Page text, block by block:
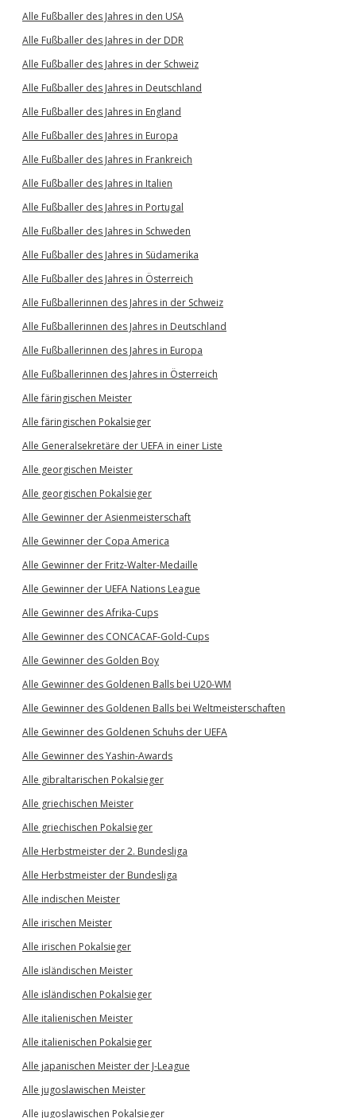
Alle Fußballer des Jahres in den USA
Alle Fußballer des Jahres in der DDR
Alle Fußballer des Jahres in der Schweiz
Alle Fußballer des Jahres in Deutschland
Alle Fußballer des Jahres in England
Alle Fußballer des Jahres in Europa
Alle Fußballer des Jahres in Frankreich
Alle Fußballer des Jahres in Italien
Alle Fußballer des Jahres in Portugal
Alle Fußballer des Jahres in Schweden
Alle Fußballer des Jahres in Südamerika
Alle Fußballer des Jahres in Österreich
Alle Fußballerinnen des Jahres in der Schweiz
Alle Fußballerinnen des Jahres in Deutschland
Alle Fußballerinnen des Jahres in Europa
Alle Fußballerinnen des Jahres in Österreich
Alle färingischen Meister
Alle färingischen Pokalsieger
Alle Generalsekretäre der UEFA in einer Liste
Alle georgischen Meister
Alle georgischen Pokalsieger
Alle Gewinner der Asienmeisterschaft
Alle Gewinner der Copa America
Alle Gewinner der Fritz-Walter-Medaille
Alle Gewinner der UEFA Nations League
Alle Gewinner des Afrika-Cups
Alle Gewinner des CONCACAF-Gold-Cups
Alle Gewinner des Golden Boy
Alle Gewinner des Goldenen Balls bei U20-WM
Alle Gewinner des Goldenen Balls bei Weltmeisterschaften
Alle Gewinner des Goldenen Schuhs der UEFA
Alle Gewinner des Yashin-Awards
Alle gibraltarischen Pokalsieger
Alle griechischen Meister
Alle griechischen Pokalsieger
Alle Herbstmeister der 2. Bundesliga
Alle Herbstmeister der Bundesliga
Alle indischen Meister
Alle irischen Meister
Alle irischen Pokalsieger
Alle isländischen Meister
Alle isländischen Pokalsieger
Alle italienischen Meister
Alle italienischen Pokalsieger
Alle japanischen Meister der J-League
Alle jugoslawischen Meister
Alle jugoslawischen Pokalsieger